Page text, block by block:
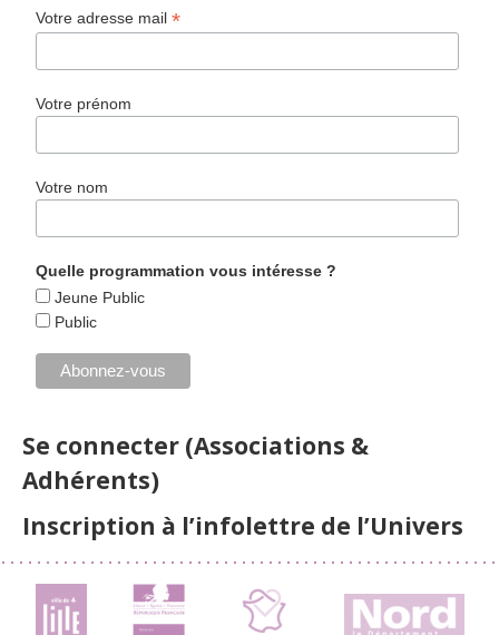
Votre adresse mail*
Votre prénom
Votre nom
Quelle programmation vous intéresse ?
Jeune Public
Public
Se connecter (Associations &
Adhérents)
Inscription à l’infolettre de l’Univers